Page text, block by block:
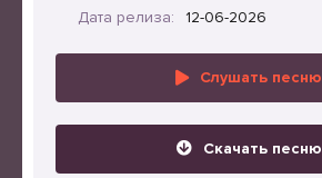
Дата релиза:
12-06-2026
Слушать песню
Скачать песню